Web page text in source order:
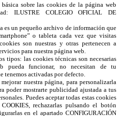
sobre las cookies de la página web
ILUSTRE COLEGIO OFICIAL DE
es un pequeño archivo de información que
o tableta cada vez que visitas
son nuestras y otras pertenecen a
para nuestra página web.
tipos: las cookies técnicas son necesarias
pueda funcionar, no necesitan de tu
tenemos activadas por defecto.
nuestra página, para personalizarla
poder mostrarte publicidad ajustada a tus
Puedes aceptar todas estas cookies
rechazarlas pulsando el botón
en el apartado CONFIGURACIÓN